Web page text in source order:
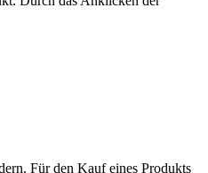
Für den Kauf eines Produkts